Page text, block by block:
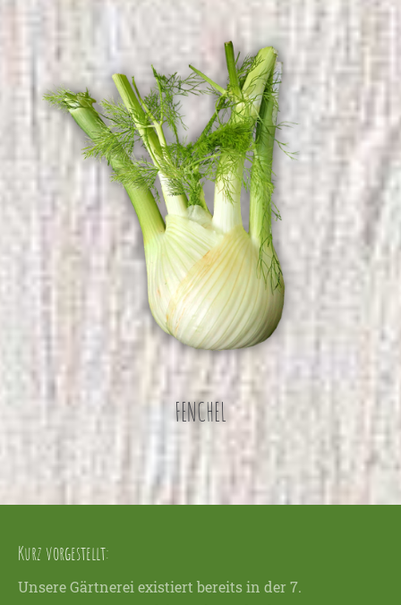
FENCHEL
Kurz vorgestellt:
Unsere Gärtnerei existiert bereits in der 7.